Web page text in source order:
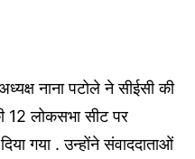
नाना पटोले ने सीईसी की
12 लोकसभा सीट पर
गया . उन्होंने संवाददाताओं